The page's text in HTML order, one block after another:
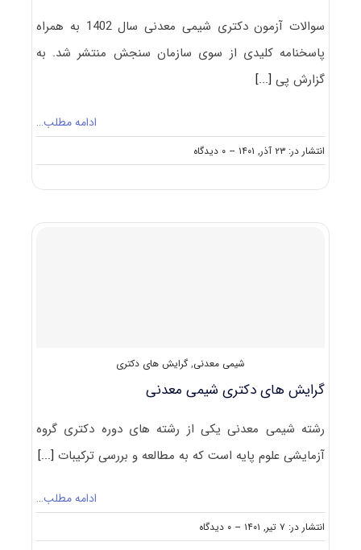
سوالات آزمون دکتری شیمی معدنی سال 1402 به همراه
پاسخنامه کلیدی از سوی سازمان سنجش منتشر شد. به
گزارش پی[...]
ادامه مطلب…
انتشار در: ۲۳ آذر, ۱۴۰۱ -- ۰ دیدگاه
on
سوالات
شیمی
شیمی معدنی, گرایش های دکتری
گرایش های دکتری شیمی معدنی
رشته شیمی معدنی یکی از رشته های دوره دکتری گروه
آزمایشی علوم پایه است که به مطالعه و بررسی ترکیبات[...]
ادامه مطلب…
انتشار در: ۷ تیر, ۱۴۰۱ -- ۰ دیدگاه
on
گرایش